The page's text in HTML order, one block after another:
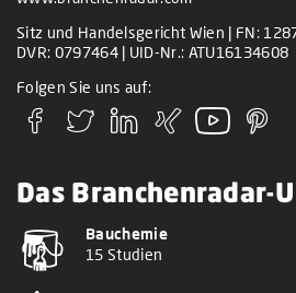
Sitz und Handelsgericht Wien | FN:
DVR: 0797464 | UID-Nr.: ATU16134608
Folgen Sie uns auf:
Das Branchenradar-
Bauchemie
15 Studien